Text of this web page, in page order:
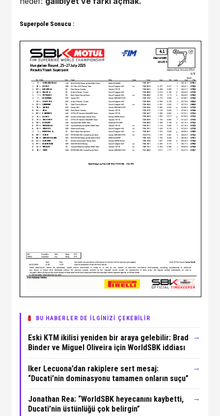
Superpole Sonucu :
BU HABERLER DE İLGİNİZİ ÇEKEBİLİR
Eski KTM ikilisi yeniden bir araya gelebilir: Brad
Binder ve Miguel Oliveira için WorldSBK iddiası
→
Iker Lecuona’dan rakiplere sert mesaj:
“Ducati’nin dominasyonu tamamen onların suçu”
→
Jonathan Rea: “WorldSBK heyecanını kaybetti,
Ducati’nin üstünlüğü çok belirgin”
→